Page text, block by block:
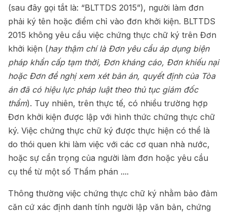
(sau đây gọi tắt là: “BLTTDS 2015”), người làm đơn
phải ký tên hoặc điểm chỉ vào đơn khởi kiện. BLTTDS
2015 không yêu cầu việc chứng thực chữ ký trên Đơn
khởi kiện (hay thậm chí là Đơn yêu cầu áp dụng biện
pháp khẩn cấp tạm thời, Đơn kháng cáo, Đơn khiếu nại
hoặc Đơn đề nghị xem xét bản án, quyết định của Tòa
án đã có hiệu lực pháp luật theo thủ tục giám đốc
thẩm). Tuy nhiên, trên thực tế, có nhiều trường hợp
Đơn khởi kiện được lập với hình thức chứng thực chữ
ký. Việc chứng thực chữ ký được thực hiện có thể là
do thói quen khi làm việc với các cơ quan nhà nước,
hoặc sự cẩn trọng của người làm đơn hoặc yêu cầu
cụ thể từ một số Thẩm phán ....
Thông thường việc chứng thực chữ ký nhằm bảo đảm
căn cứ xác định danh tính người lập văn bản, chứng